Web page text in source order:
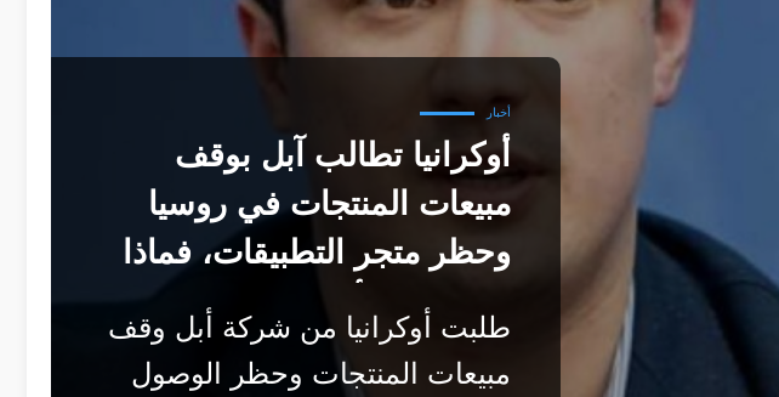
أخبار
أوكرانيا تطالب آبل بوقف
مبيعات المنتجات في روسيا
وحظر متجر التطبيقات، فماذا
سيكون رد أبل؟
طلبت أوكرانيا من شركة أبل وقف
مبيعات المنتجات وحظر الوصول